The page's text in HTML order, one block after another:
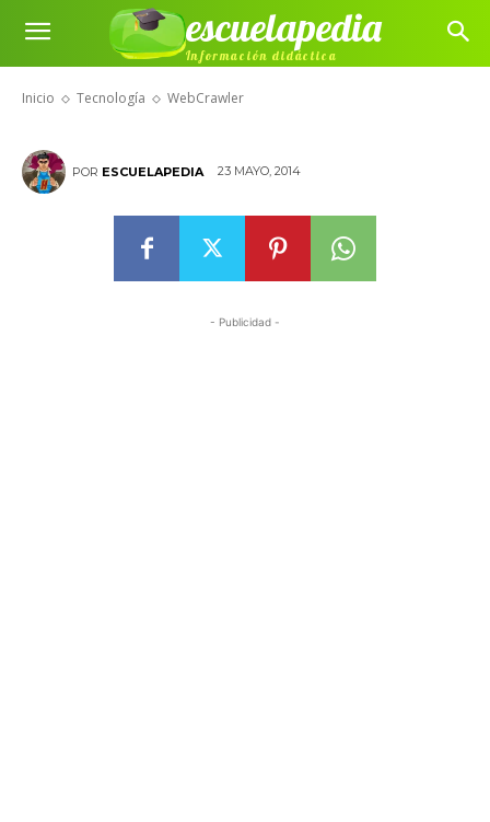
escuelapedia
Información didáctica
Inicio Tecnología WebCrawler
WebCrawler
POR ESCUELAPEDIA 23 MAYO, 2014
- Publicidad -